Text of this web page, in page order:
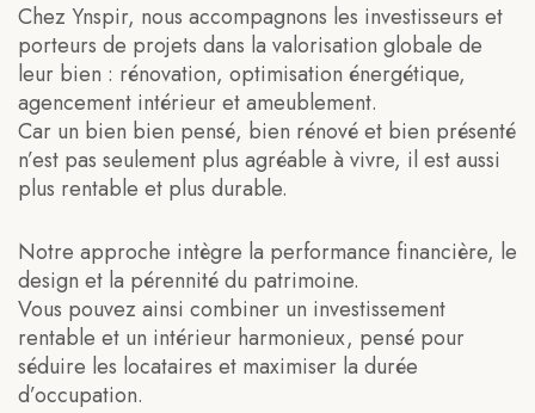
Chez Ynspir, nous accompagnons les investisseurs et
porteurs de projets dans la valorisation globale de
leur bien : rénovation, optimisation énergétique,
agencement intérieur et ameublement.
Car un bien bien pensé, bien rénové et bien présenté
n’est pas seulement plus agréable à vivre, il est aussi
plus rentable et plus durable.
Notre approche intègre la performance financière, le
design et la pérennité du patrimoine.
Vous pouvez ainsi combiner un investissement
rentable et un intérieur harmonieux, pensé pour
séduire les locataires et maximiser la durée
d’occupation.